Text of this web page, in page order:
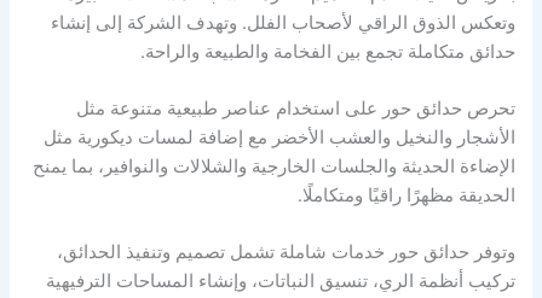
وتعكس الذوق الراقي لأصحاب الفلل. وتهدف الشركة إلى إنشاء
حدائق متكاملة تجمع بين الفخامة والطبيعة والراحة.
تحرص حدائق حور على استخدام عناصر طبيعية متنوعة مثل
الأشجار والنخيل والعشب الأخضر مع إضافة لمسات ديكورية مثل
الإضاءة الحديثة والجلسات الخارجية والشلالات والنوافير، بما يمنح
الحديقة مظهرًا راقيًا ومتكاملًا.
وتوفر حدائق حور خدمات شاملة تشمل تصميم وتنفيذ الحدائق،
تركيب أنظمة الري، تنسيق النباتات، وإنشاء المساحات الترفيهية